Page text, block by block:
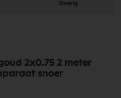
Overig
2x0.75 2 meter
snoer